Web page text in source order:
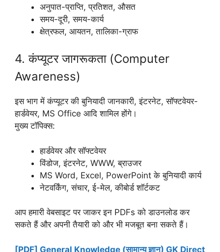
अनुपात-प्राप्ति, प्रतिशत, औसत
समय-दूरी, समय-कार्य
क्षेत्रफल, आयतन, तालिका-ग्राफ
4. कंप्यूटर जागरूकता (Computer
Awareness)
इस भाग में कंप्यूटर की बुनियादी जानकारी, इंटरनेट, सॉफ्टवेयर-
हार्डवेयर, MS Office आदि शामिल होंगे।
मुख्य टॉपिक्स:
हार्डवेयर और सॉफ्टवेयर
विंडोज, इंटरनेट, WWW, ब्राउजर
MS Word, Excel, PowerPoint के बुनियादी कार्य
नेटवर्किंग, संचार, ई-मेल, कीबोर्ड शॉर्टकट
आप हमारी वेबसाइट पर जाकर इन PDFs को डाउनलोड कर
सकते हैं और अपनी तैयारी को और भी मजबूत बना सकते हैं।
[PDF] General Knowledge (सामान्य ज्ञान) GK Direct